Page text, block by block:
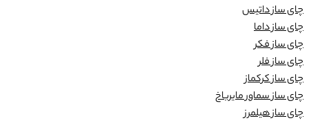
چای ساز داتیس
چای ساز داما
چای ساز فکر
چای ساز فلر
چای ساز کرکماز
چای ساز سماور مایرباخ
چای ساز هیلمرز